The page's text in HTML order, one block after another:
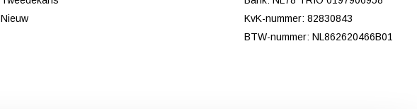
Nieuw
KvK-nummer: 82830843
BTW-nummer: NL862620466B01